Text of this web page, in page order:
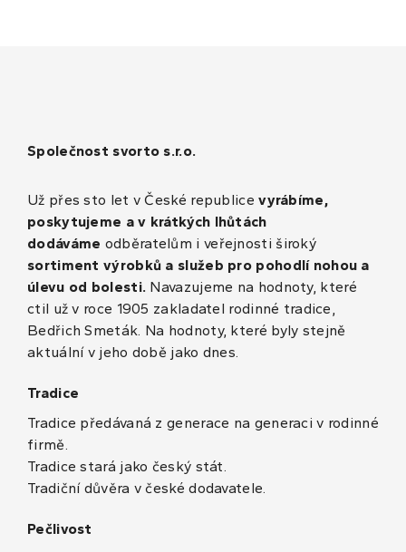
Společnost svorto s.r.o.
Už přes sto let v České republicevyrábíme,
poskytujeme a v krátkých lhůtách
dodáváme odběratelům i veřejnosti široký
sortiment výrobků a služeb pro pohodlí nohou a
úlevu od bolesti. Navazujeme na hodnoty, které
ctil už v roce 1905 zakladatel rodinné tradice,
Bedřich Smeták. Na hodnoty, které byly stejně
aktuální v jeho době jako dnes.
Tradice
Tradice předávaná z generace na generaci v rodinné
firmě.
Tradice stará jako český stát.
Tradiční důvěra v české dodavatele.
Pečlivost